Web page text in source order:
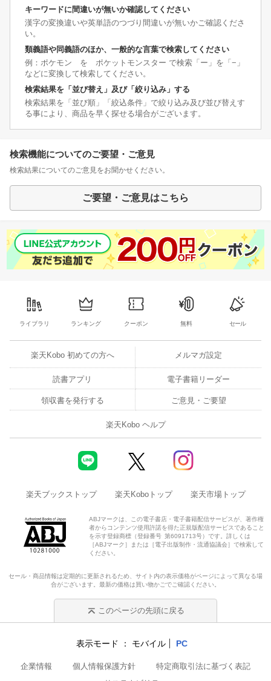
キーワードに間違いが無いか確認してください
漢字の変換違いや英単語のつづり間違いが無いかご確認くださ
い。
類義語や同義語のほか、一般的な言葉で検索してください
例：ポケモン を ポケットモンスター で検索「ー」を「−」
などに変換して検索してください。
検索結果を「並び替え」及び「絞り込み」する
検索結果を「並び順」「絞込条件」で絞り込み及び並び替えす
る事により、商品を早く探せる場合がございます。
検索機能についてのご要望・ご意見
検索結果についてのご意見をお聞かせください。
ご要望・ご意見はこちら
ライブラリ ランキング クーポン 無料 セール
楽天Kobo 初めての方へ メルマガ設定
読書アプリ 電子書籍リーダー
領収書を発行する ご意見・ご要望
楽天Kobo ヘルプ
楽天ブックストップ 楽天Koboトップ 楽天市場トップ
ABJマークは、この電子書店・電子書籍配信サービスが、著作権
者からコンテンツ使用許諾を得た正規版配信サービスであること
を示す登録商標（登録番号 第6091713号）です。詳しくは
［ABJマーク］または［電子出版制作・流通協議会］で検索して
ください。
セール・商品情報は定期的に更新されるため、サイト内の表示価格がページによって異なる場
合がございます。最新の価格は買い物かごでご確認ください。
このページの先頭に戻る
表示モード モバイル PC
企業情報 個人情報保護方針
特定商取引法に基づく表記